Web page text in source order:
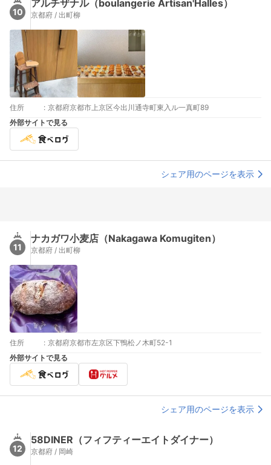
10
アルチザナル（boulangerie Artisan'Halles）
京都府 / 出町柳
住所 : 京都府京都市上京区今出川通寺町東入ル一真町89
外部サイトで見る
シェア用のページを表示
11
ナカガワ小麦店（Nakagawa Komugiten）
京都府 / 出町柳
住所 : 京都府京都市左京区下鴨松ノ木町52-1
外部サイトで見る
シェア用のページを表示
12
58DINER（フィフティーエイトダイナー）
京都府 / 岡崎